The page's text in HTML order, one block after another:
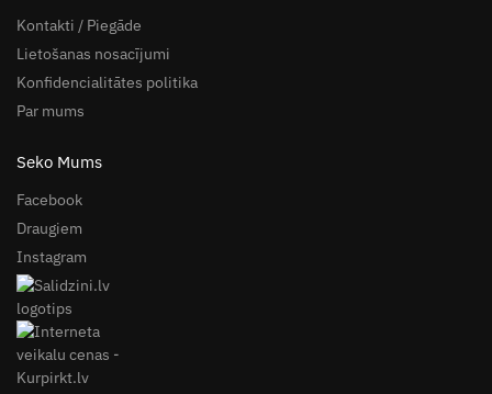
Kontakti / Piegāde
Lietošanas nosacījumi
Konfidencialitātes politika
Par mums
Seko Mums
Facebook
Draugiem
Instagram